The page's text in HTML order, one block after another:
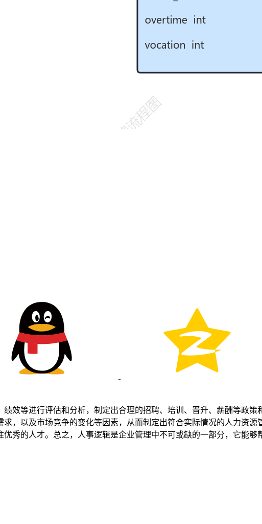
效等进行评估和分析，制定出合理的招聘、培训、晋升、薪酬等政
，以及市场竞争的变化等因素，从而制定出符合实际情况的人力资
秀的人才。总之，人事逻辑是企业管理中不可或缺的一部分，它能够